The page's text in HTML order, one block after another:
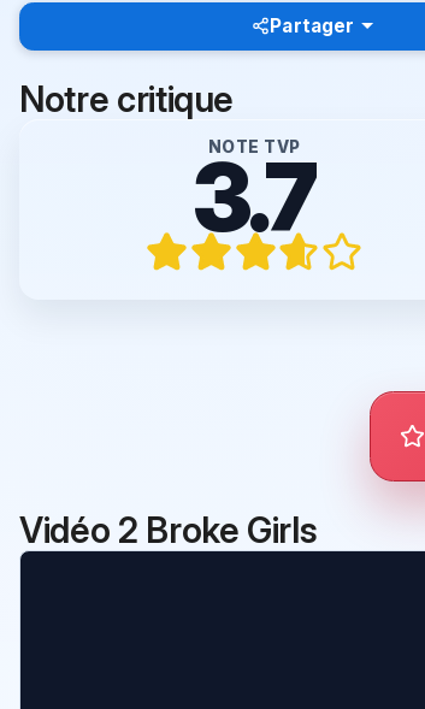
Partager
Notre critique
NOTE TVP
3.7
Vidéo 2 Broke Girls